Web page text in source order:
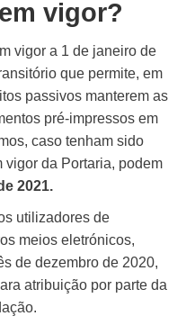
vigor?
vigor a 1 de janeiro de
que permite, em
passivos manterem as
pré-impressos em
caso tenham sido
vigor da Portaria, podem
2021.
utilizadores de
meios eletrónicos,
de dezembro de 2020,
atribuição por parte da